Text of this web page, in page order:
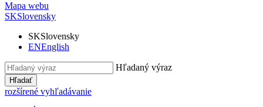
Mapa webu
SKSlovensky
SKSlovensky
ENEnglish
Hľadaný výraz
Hľadať
rozšírené vyhľadávanie